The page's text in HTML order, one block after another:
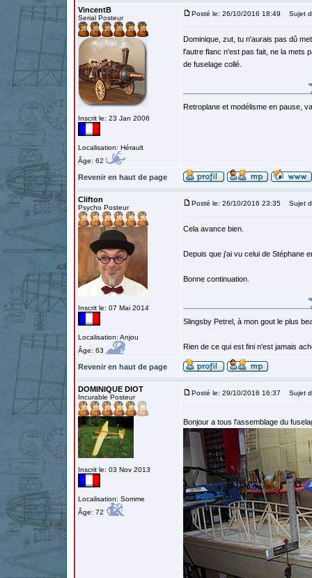
VincentB
Serial Posteur
Inscrit le: 23 Jan 2006
Localisation: Hérault
Âge: 62
Posté le: 26/10/2016 18:49 Sujet
Dominique, zut, tu n'aurais pas dû
l'autre flanc n'est pas fait, ne la mets
de fuselage collé.
Retroplane et modélisme en pause,
Revenir en haut de page
Clifton
Psycho Posteur
Inscrit le: 07 Mai 2014
Localisation: Anjou
Âge: 63
Posté le: 26/10/2016 23:35 Sujet
Cela avance bien.
Depuis que j'ai vu celui de Stéphane
Bonne continuation.
Slingsby Petrel, à mon gout le plus
Rien de ce qui est fini n'est jamais
Revenir en haut de page
DOMINIQUE DIOT
Incurable Posteur
Inscrit le: 03 Nov 2013
Localisation: Somme
Âge: 72
Posté le: 29/10/2016 16:37 Sujet
Bonjour a tous l'assemblage du